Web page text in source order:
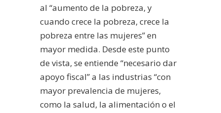
al “aumento de la pobreza, y
cuando crece la pobreza, crece la
pobreza entre las mujeres” en
mayor medida. Desde este punto
de vista, se entiende “necesario dar
apoyo fiscal” a las industrias “con
mayor prevalencia de mujeres,
como la salud, la alimentación o el